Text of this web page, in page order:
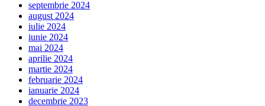
septembrie 2024
august 2024
iulie 2024
iunie 2024
mai 2024
aprilie 2024
martie 2024
februarie 2024
ianuarie 2024
decembrie 2023